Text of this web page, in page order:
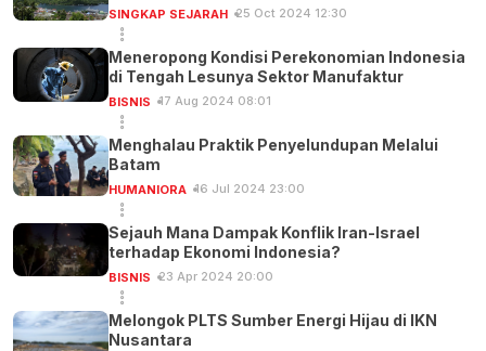
SINGKAP SEJARAH 25 Oct 2024 12:30
Meneropong Kondisi Perekonomian Indonesia
di Tengah Lesunya Sektor Manufaktur
BISNIS 17 Aug 2024 08:01
Menghalau Praktik Penyelundupan Melalui
Batam
HUMANIORA 16 Jul 2024 23:00
Sejauh Mana Dampak Konflik Iran-Israel
terhadap Ekonomi Indonesia?
BISNIS 23 Apr 2024 20:00
Melongok PLTS Sumber Energi Hijau di IKN
Nusantara